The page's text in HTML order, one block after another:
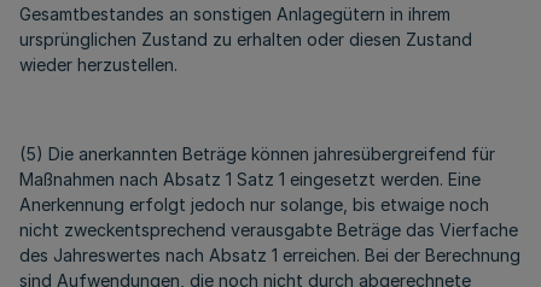
Gesamtbestandes an sonstigen Anlagegütern in ihrem
ursprünglichen Zustand zu erhalten oder diesen Zustand
wieder herzustellen.
(5) Die anerkannten Beträge können jahresübergreifend für
Maßnahmen nach Absatz 1 Satz 1 eingesetzt werden. Eine
Anerkennung erfolgt jedoch nur solange, bis etwaige noch
nicht zweckentsprechend verausgabte Beträge das Vierfache
des Jahreswertes nach Absatz 1 erreichen. Bei der Berechnung
sind Aufwendungen, die noch nicht durch abgerechnete